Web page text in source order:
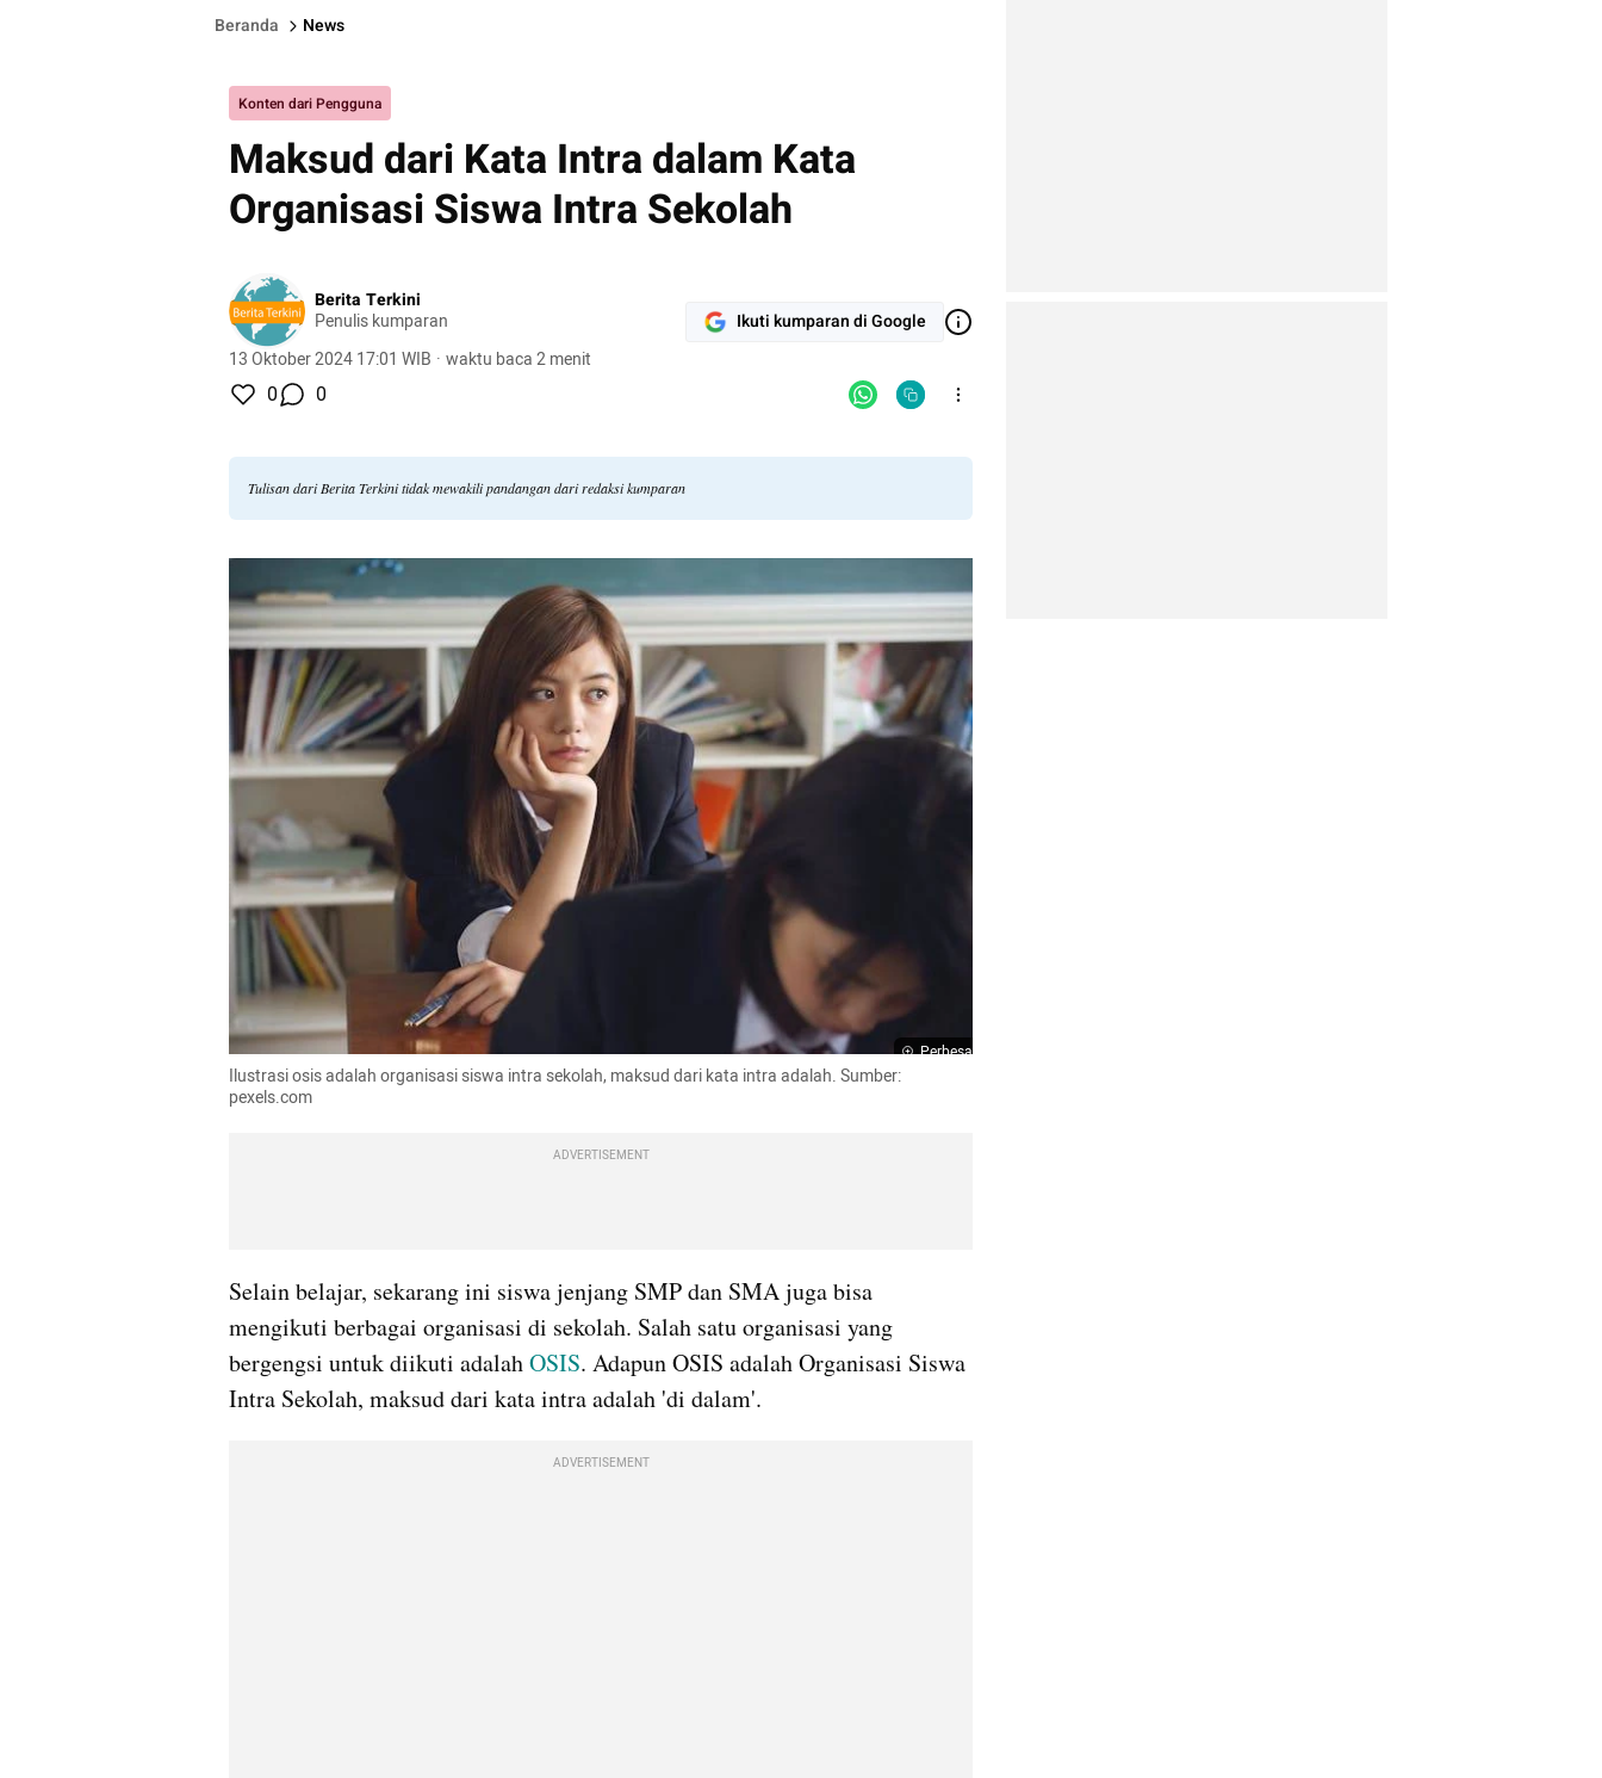
Beranda News
Konten dari Pengguna
Maksud dari Kata Intra dalam Kata
Organisasi Siswa Intra Sekolah
Berita Terkini
Penulis kumparan
13 Oktober 2024 17:01 WIB · waktu baca 2 menit
Ikuti kumparan di Google
0 0
Tulisan dari Berita Terkini tidak mewakili pandangan dari redaksi kumparan
Perbesar
Ilustrasi osis adalah organisasi siswa intra sekolah, maksud dari kata intra adalah. Sumber:
pexels.com
ADVERTISEMENT
Selain belajar, sekarang ini siswa jenjang SMP dan SMA juga bisa
mengikuti berbagai organisasi di sekolah. Salah satu organisasi yang
bergengsi untuk diikuti adalah OSIS. Adapun OSIS adalah Organisasi Siswa
Intra Sekolah, maksud dari kata intra adalah 'di dalam'.
ADVERTISEMENT